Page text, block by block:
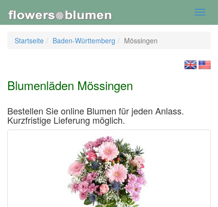
Startseite
Baden-Württemberg Mössingen
Blumenläden Mössingen
Bestellen Sie online Blumen für jeden Anlass.
Kurzfristige Lieferung möglich.